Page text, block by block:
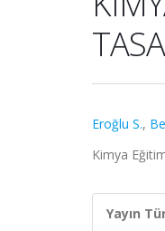
Eroğlu S.,
Kimya
Yayın